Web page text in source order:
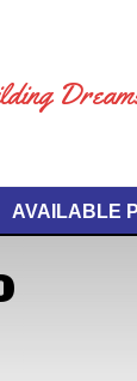
AVAILABLE